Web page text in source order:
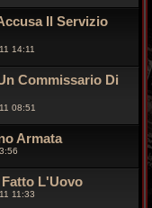
Il Servizio
14:11
Commissario Di
08:51
Armata
L'Uovo
11:33